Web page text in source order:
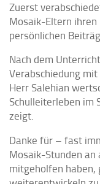
Zuerst
Mosaik-Eltern ihren
persönlichen
Nach dem
Verabschiedung
Herr Salehian
Schulleiterleben im
zeigt.
Danke für – fast
Mosaik-Stunden an
mitgeholfen haben,